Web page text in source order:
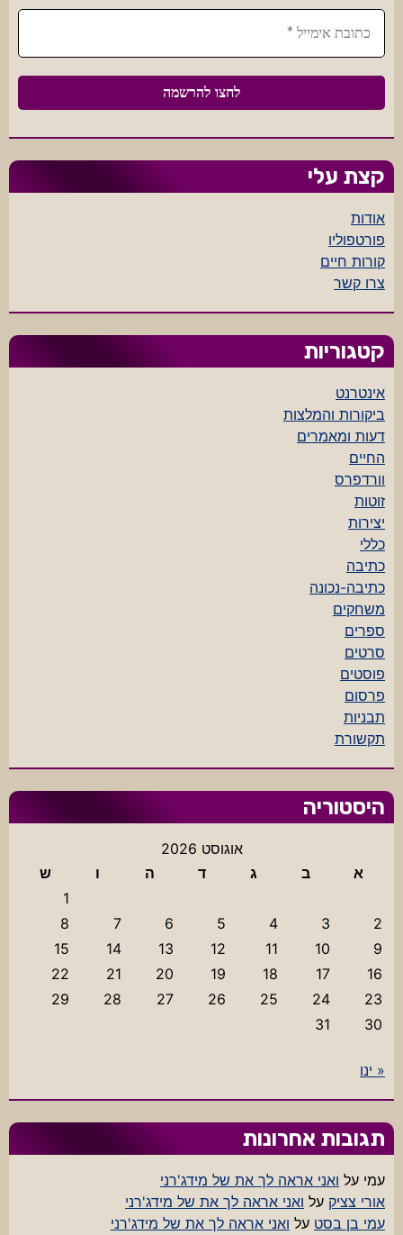
קצת עלי
אודות
פורטפוליו
קורות חיים
צרו קשר
קטגוריות
אינטרנט
ביקורות והמלצות
דעות ומאמרים
החיים
וורדפרס
זוטות
יצירות
כללי
כתיבה
כתיבה-נכונה
משחקים
ספרים
סרטים
פוסטים
פרסום
תבניות
תקשורת
היסטוריה
אוגוסט 2026
א
ב ג ד ה ו
ש
1
2
3
4
5
6
7
8
9
10
11
12
13
14
15
16
17
18
19
20
21
22
23
24
25
26
27
28
29
30
31
« ינו
תגובות אחרונות
עמי על ואני אראה לך את של מידג'רני
אורי צציק על ואני אראה לך את של מידג'רני
עמי בן בסט על ואני אראה לך את של מידג'רני